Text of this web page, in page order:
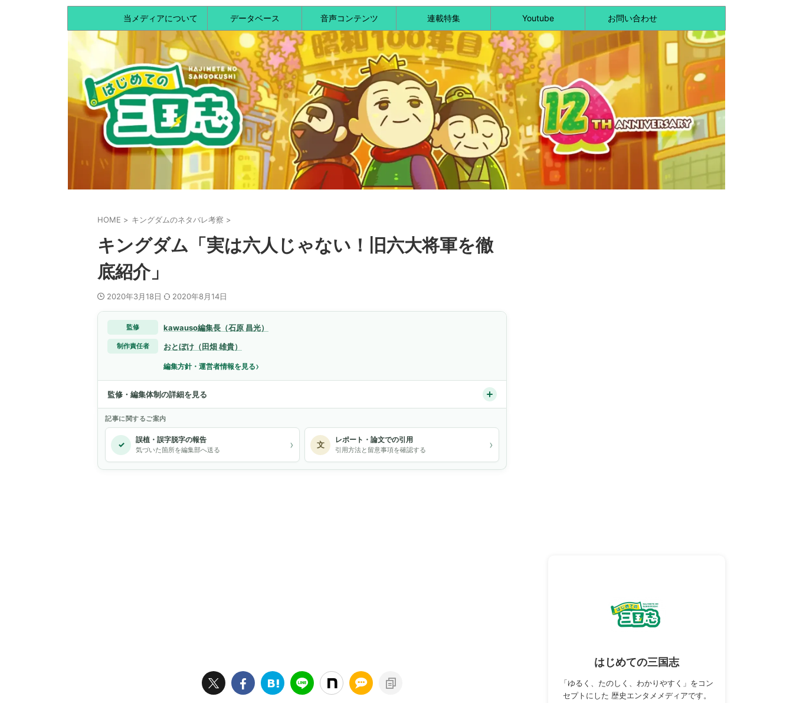
当メディアについて データベース 音声コンテンツ 連載特集 Youtube お問い合わせ
HOME > キングダムのネタバレ考察 >
キングダム「実は六人じゃない！旧六大将軍を徹
底紹介」
2020年3月18日 2020年8月14日
監修 kawauso編集長（石原 昌光）
制作責任者 おとぼけ（田畑 雄貴）
編集方針・運営者情報を見る›
監修・編集体制の詳細を見る
記事に関するご案内
✓ 誤植・誤字脱字の報告
気づいた箇所を編集部へ送る › 文 レポート・論文での引用
引用方法と留意事項を確認する ›
はじめての三国志
「ゆるく、たのしく、わかりやすく」をコン
セプトにした 歴史エンタメメディアです。